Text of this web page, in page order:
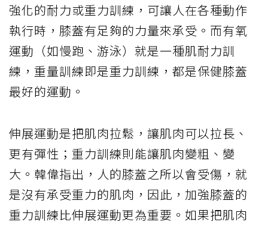
強化的耐力或重力訓練，可讓人在各種動作
執行時，膝蓋有足夠的力量來承受。而有氧
運動（如慢跑、游泳）就是一種肌耐力訓
練，重量訓練即是重力訓練，都是保健膝蓋
最好的運動。
伸展運動是把肌肉拉鬆，讓肌肉可以拉長、
更有彈性；重力訓練則能讓肌肉變粗、變
大。韓偉指出，人的膝蓋之所以會受傷，就
是沒有承受重力的肌肉，因此，加強膝蓋的
重力訓練比伸展運動更為重要。如果把肌肉